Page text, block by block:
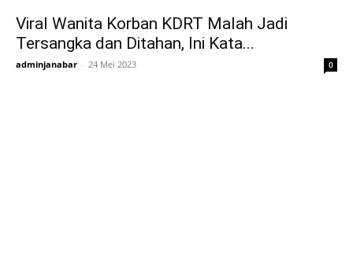
Viral Wanita Korban KDRT Malah Jadi
Tersangka dan Ditahan, Ini Kata...
adminjanabar - 24 Mei 2023 0